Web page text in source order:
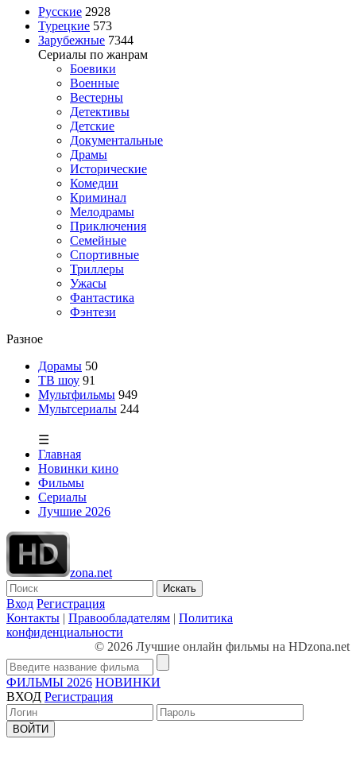
Русские 2928
Турецкие 573
Зарубежные 7344
Сериалы по жанрам
Боевики
Военные
Вестерны
Детективы
Детские
Документальные
Драмы
Исторические
Комедии
Криминал
Мелодрамы
Приключения
Семейные
Спортивные
Триллеры
Ужасы
Фантастика
Фэнтези
Разное
Дорамы 50
ТВ шоу 91
Мультфильмы 949
Мультсериалы 244
☰
Главная
Новинки кино
Фильмы
Сериалы
Лучшие 2026
zona.net
Искать
Вход Регистрация
Контакты | Правообладателям | Политика
конфиденциальности
© 2026 Лучшие онлайн фильмы на HDzona.net
ФИЛЬМЫ 2026 НОВИНКИ
ВХОД Регистрация